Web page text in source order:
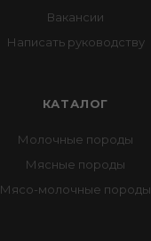
Вакансии
Написать руководству
КАТАЛОГ
Молочные породы
Мясные породы
Мясо-молочные породы